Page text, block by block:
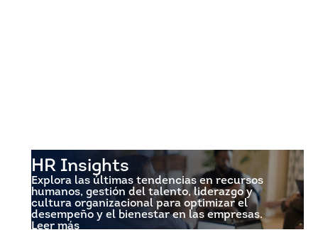
HR Insights
Explora las últimas tendencias en recursos
humanos, gestión del talento, liderazgo y
cultura organizacional para optimizar el
desempeño y el bienestar en las empresas.
Leer más